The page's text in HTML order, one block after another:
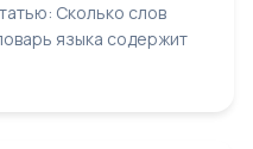
Сколько слов
языка содержит